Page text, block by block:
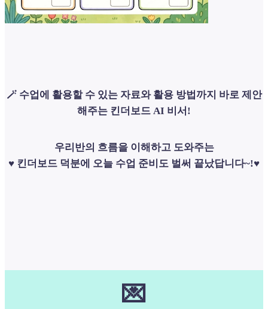
🪄 수업에 활용할 수 있는 자료와 활용 방법까지 바로 제안
해주는 킨더보드 AI 비서!
우리반의 흐름을 이해하고 도와주는
♥️ 킨더보드 덕분에 오늘 수업 준비도 벌써 끝났답니다~!♥️
💌